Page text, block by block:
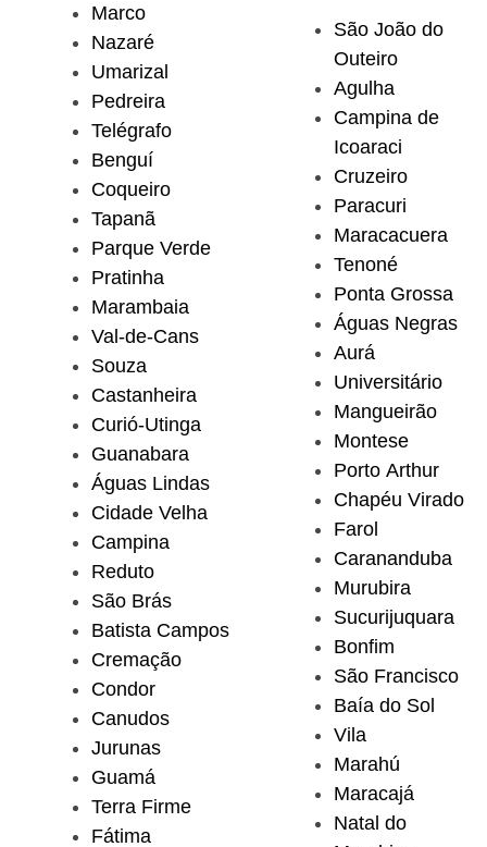
Marco
Nazaré
Umarizal
Pedreira
Telégrafo
Benguí
Coqueiro
Tapanã
Parque Verde
Pratinha
Marambaia
Val-de-Cans
Souza
Castanheira
Curió-Utinga
Guanabara
Águas Lindas
Cidade Velha
Campina
Reduto
São Brás
Batista Campos
Cremação
Condor
Canudos
Jurunas
Guamá
Terra Firme
Fátima
São João do
Outeiro
Agulha
Campina de
Icoaraci
Cruzeiro
Paracuri
Maracacuera
Tenoné
Ponta Grossa
Águas Negras
Aurá
Universitário
Mangueirão
Montese
Porto Arthur
Chapéu Virado
Farol
Carananduba
Murubira
Sucurijuquara
Bonfim
São Francisco
Baía do Sol
Vila
Marahú
Maracajá
Natal do